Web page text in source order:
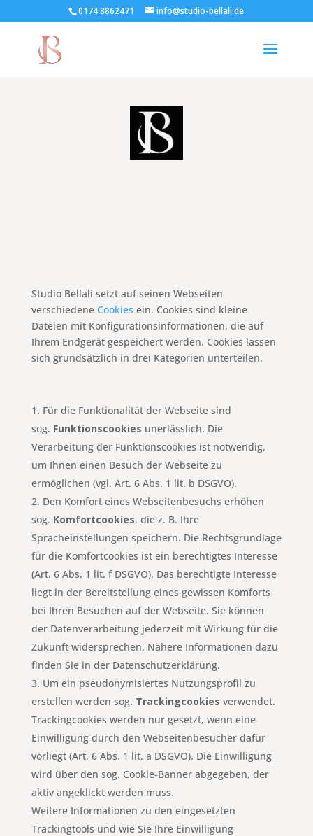
0174 8862471 info@studio-bellali.de
Studio Bellali setzt auf seinen Webseiten
verschiedene Cookies ein. Cookies sind kleine
Dateien mit Konfigurationsinformationen, die auf
Ihrem Endgerät gespeichert werden. Cookies lassen
sich grundsätzlich in drei Kategorien unterteilen.
Für die Funktionalität der Webseite sind
sog. Funktionscookies unerlässlich. Die
Verarbeitung der Funktionscookies ist notwendig,
um Ihnen einen Besuch der Webseite zu
ermöglichen (vgl. Art. 6 Abs. 1 lit. b DSGVO).
Den Komfort eines Webseitenbesuchs erhöhen
sog. Komfortcookies, die z. B. Ihre
Spracheinstellungen speichern. Die Rechtsgrundlage
für die Komfortcookies ist ein berechtigtes Interesse
(Art. 6 Abs. 1 lit. f DSGVO). Das berechtigte Interesse
liegt in der Bereitstellung eines gewissen Komforts
bei Ihren Besuchen auf der Webseite. Sie können
der Datenverarbeitung jederzeit mit Wirkung für die
Zukunft widersprechen. Nähere Informationen dazu
finden Sie in der Datenschutzerklärung.
Um ein pseudonymisiertes Nutzungsprofil zu
erstellen werden sog. Trackingcookies verwendet.
Trackingcookies werden nur gesetzt, wenn eine
Einwilligung durch den Webseitenbesucher dafür
vorliegt (Art. 6 Abs. 1 lit. a DSGVO). Die Einwilligung
wird über den sog. Cookie-Banner abgegeben, der
aktiv angeklickt werden muss.
Weitere Informationen zu den eingesetzten
Trackingtools und wie Sie Ihre Einwilligung